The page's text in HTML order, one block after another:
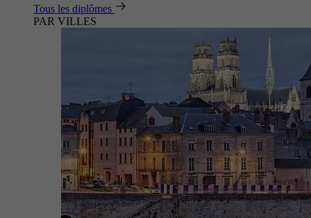
Tous les diplômes
PAR VILLES